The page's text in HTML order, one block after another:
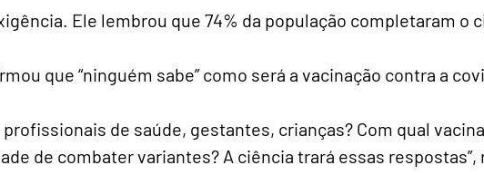
Ele lembrou que 74% da população completaram o
que “ninguém sabe” como será a vacinação contra a
de saúde, gestantes, crianças? Com qual
de combater variantes? A ciência trará essas respostas”,